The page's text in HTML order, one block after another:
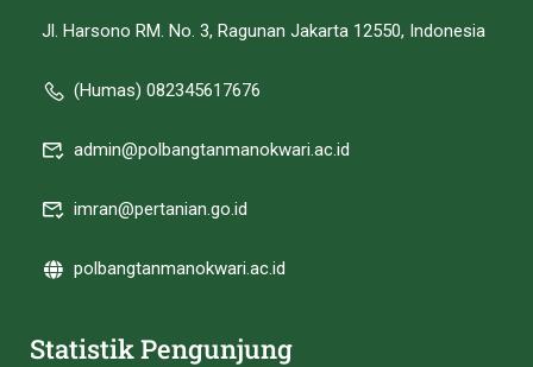
Jl. Harsono RM. No. 3, Ragunan Jakarta 12550, Indonesia
(Humas) 082345617676
admin@polbangtanmanokwari.ac.id
imran@pertanian.go.id
polbangtanmanokwari.ac.id
Statistik Pengunjung